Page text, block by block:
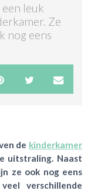
leuk
Ze
nog eens
de kinderkamer
uitstraling. Naast
ze ook nog eens
verschillende